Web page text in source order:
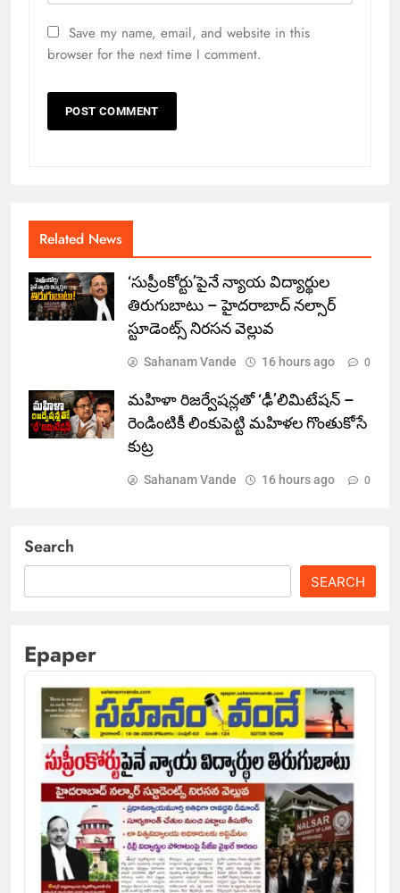
Save my name, email, and website in this
browser for the next time I comment.
Related News
‘సుప్రీంకోర్టు’పైనే న్యాయ విద్యార్థుల
తిరుగుబాటు – హైదరాబాద్ నల్సార్
స్టూడెంట్స్ నిరసన వెల్లువ
Sahanam Vande 16 hours ago 0
మహిళా రిజర్వేషన్లతో ‘ఢీ’లిమిటేషన్ –
రెండింటికీ లింకుపెట్టి మహిళల గొంతుకోసే
కుట్ర
Sahanam Vande 16 hours ago 0
Search
SEARCH
Epaper